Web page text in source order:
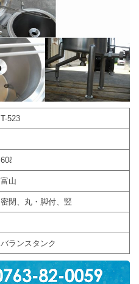
T-523
60ℓ
富山
密閉、丸・脚付、竪
バランスタンク